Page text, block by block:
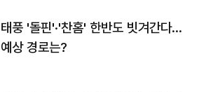
태풍 '돌핀'·'찬홈' 한반도 빗겨간다…
예상 경로는?